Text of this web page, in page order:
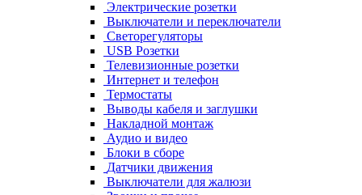
Электрические розетки
Выключатели и переключатели
Светорегуляторы
USB Розетки
Телевизионные розетки
Интернет и телефон
Термостаты
Выводы кабеля и заглушки
Накладной монтаж
Аудио и видео
Блоки в сборе
Датчики движения
Выключатели для жалюзи